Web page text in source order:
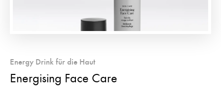
Energy Drink für die Haut
Energising Face Care